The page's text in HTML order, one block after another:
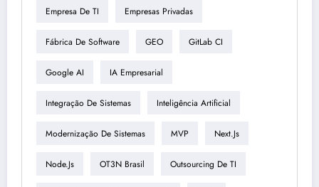
Empresa De TI Empresas Privadas
Fábrica De Software GEO GitLab CI
Google AI IA Empresarial
Integração De Sistemas Inteligência Artificial
Modernização De Sistemas MVP Next.js
Node.js OT3N Brasil Outsourcing De TI